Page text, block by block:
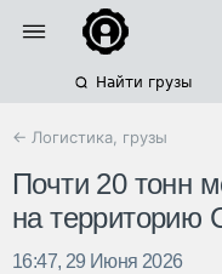
Найти грузы
← Логистика, грузы
Почти 20 тонн
на территорию
16:47, 29 Июня 2026